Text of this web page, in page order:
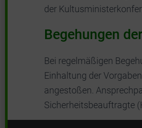
der
Begehungen
Bei regelmäßigen
Einhaltung der
angestoßen.
Sicherheitsbeauftragte